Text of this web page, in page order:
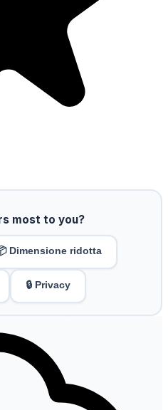
most to you?
Dimensione ridotta
🔒 Privacy